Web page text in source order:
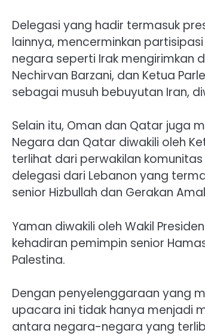
Delegasi yang hadir termasuk
lainnya, mencerminkan
negara seperti Irak mengirimkan
Nechirvan Barzani, dan Ketua
sebagai musuh bebuyutan Iran,
Selain itu, Oman dan Qatar juga
Negara dan Qatar diwakili oleh
terlihat dari perwakilan
delegasi dari Lebanon yang
senior Hizbullah dan Gerakan
Yaman diwakili oleh Wakil
kehadiran pemimpin senior
Palestina.
Dengan penyelenggaraan yang
upacara ini tidak hanya menjadi
antara negara-negara yang